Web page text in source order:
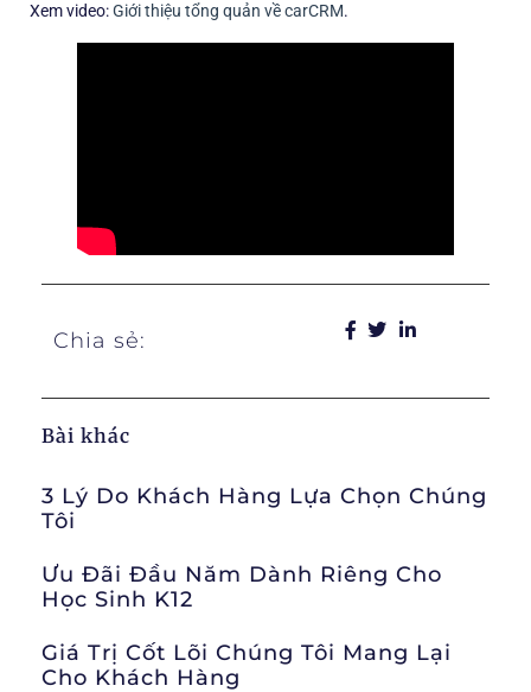
Xem video:Giới thiệu tổng quản về carCRM.
Chia sẻ:
Bài khác
3 Lý Do Khách Hàng Lựa Chọn Chúng
Tôi
Ưu Đãi Đầu Năm Dành Riêng Cho
Học Sinh K12
Giá Trị Cốt Lõi Chúng Tôi Mang Lại
Cho Khách Hàng